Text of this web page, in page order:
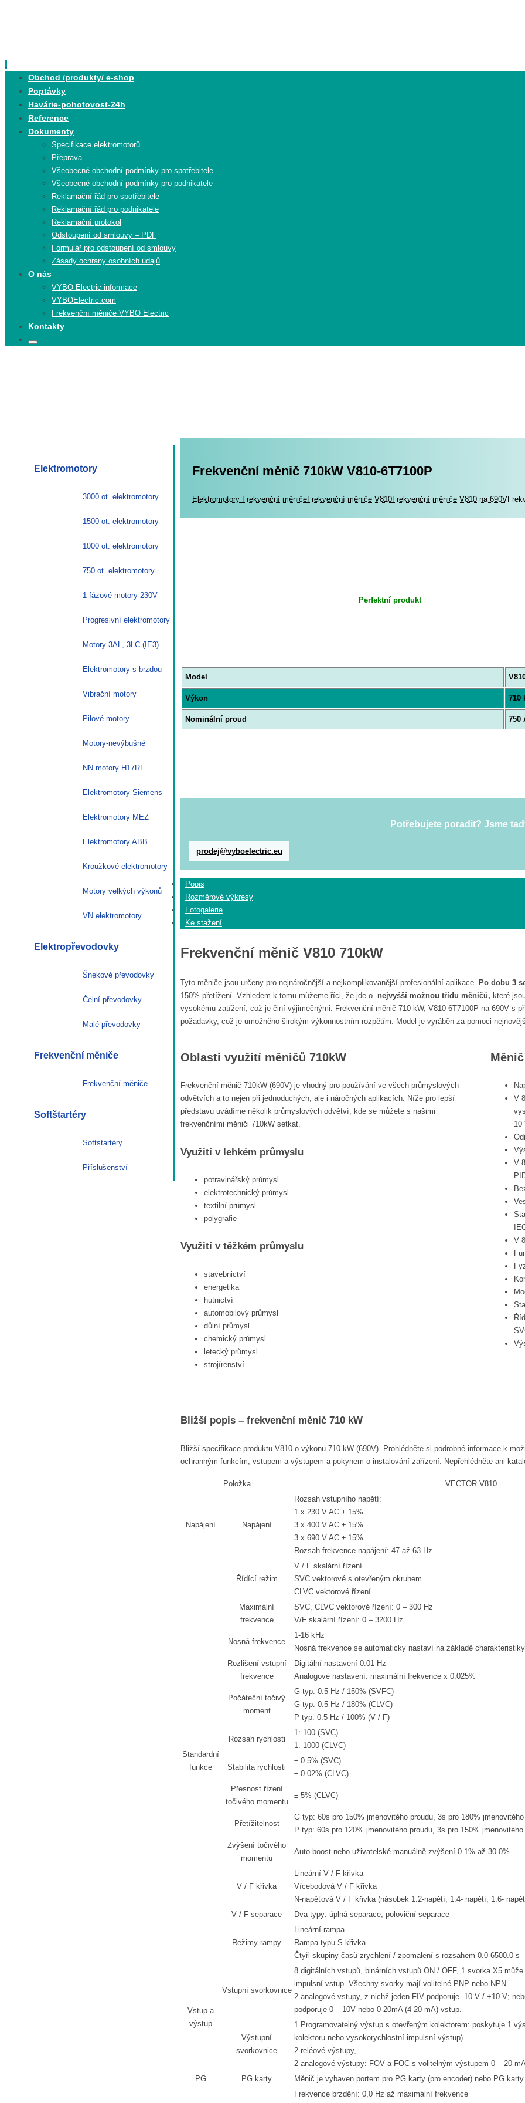
content
Obchod /produkty/ e-shop
Poptávky
Havárie-pohotovost-24h
Reference
Dokumenty
Specifikace elektromotorů
Přeprava
Všeobecné obchodní podmínky pro spotřebitele
Všeobecné obchodní podmínky pro podnikatele
Reklamační řád pro spotřebitele
Reklamační řád pro podnikatele
Reklamační protokol
Odstoupení od smlouvy – PDF
Formulář pro odstoupení od smlouvy
Zásady ochrany osobních údajů
O nás
VYBO Electric informace
VYBOElectric.com
Frekvenční měniče VYBO Electric
Kontakty
Search
Search
Frekvenční měnič 710kW V810-6T7100P
Elektromotory Elektromotory
Frekvenční měničeFrekvenční měniče V810Frekvenční měniče V810 na 690V
Perfektní produkt
Model
Výkon 710
Nominální proud 750
Potřebujete poradit? Jsme
prodej@vyboelectric.eu
Popis
Rozměrové výkresy
Fotogalerie
Ke stažení
Frekvenční měnič V810 710kW
Tyto měniče jsou určeny pro nejnáročnější a nejkomplikovanější profesionální aplikace. Po dobu 3
150% přetížení. Vzhledem k tomu můžeme říci, že jde o nejvyšší možnou třídu měničů, které
vysokému zatížení, což je činí výjimečnými. Frekvenční měnič 710 kW, V810-6T7100P na 690V s
požadavky, což je umožněno širokým výkonnostním rozpětím. Model je vyráběn za pomoci
Oblasti využití měničů 710kW
Frekvenční měnič 710kW (690V) je vhodný pro používání ve všech průmyslových
odvětvích a to nejen při jednoduchých, ale i náročných aplikacích. Níže pro lepší
představu uvádíme několik průmyslových odvětví, kde se můžete s našimi
frekvenčními měniči 710kW setkat.
Využití v lehkém průmyslu
potravinářský průmysl
elektrotechnický průmysl
textilní průmysl
polygrafie
Využití v těžkém průmyslu
stavebnictví
energetika
hutnictví
automobilový průmysl
důlní průmysl
chemický průmysl
letecký průmysl
strojírenství
V
10
V
V
Bližší popis – frekvenční měnič 710 kW
Bližší specifikace produktu V810 o výkonu 710 kW (690V). Prohlédněte si podrobné informace k
ochranným funkcím, vstupem a výstupem a pokynem o instalování zařízení. Nepřehlédněte ani
Položka VECTOR V810
Napájení Napájení
Rozsah vstupního napětí:
1 x 230 V AC ± 15%
3 x 400 V AC ± 15%
3 x 690 V AC ± 15%
Rozsah frekvence napájení: 47 až 63 Hz
Standardní
funkce
Řídící režim
V / F skalární řízení
SVC vektorové s otevřeným okruhem
CLVC vektorové řízení
Maximální
frekvence
SVC, CLVC vektorové řízení: 0 – 300 Hz
V/F skalární řízení: 0 – 3200 Hz
Nosná frekvence
1-16 kHz
Nosná frekvence se automaticky nastaví na základě
Rozlišení vstupní
frekvence
Digitální nastavení 0.01 Hz
Analogové nastavení: maximální frekvence x 0.025%
Počáteční točivý
moment
G typ: 0.5 Hz / 150% (SVFC)
G typ: 0.5 Hz / 180% (CLVC)
P typ: 0.5 Hz / 100% (V / F)
Rozsah rychlosti
1: 100 (SVC)
1: 1000 (CLVC)
Stabilita rychlosti
± 0.5% (SVC)
± 0.02% (CLVC)
Přesnost řízení
točivého momentu
± 5% (CLVC)
Přetížitelnost
G typ: 60s pro 150% jménovitého proudu, 3s pro 180% jmenovitého
P typ: 60s pro 120% jmenovitého proudu, 3s pro 150% jmenovitého
Zvýšení točivého
momentu
Auto-boost nebo uživatelské manuálně zvýšení 0.1% až 30.0%
V / F křivka
Lineární V / F křivka
Vícebodová V / F křivka
N-napěťová V / F křivka (násobek 1.2-napětí, 1.4- napětí, 1.6-
V / F separace
Dva typy: úplná separace; poloviční separace
Režimy rampy
Lineární rampa
Rampa typu S-křivka
Čtyři skupiny časů zrychlení / zpomalení s rozsahem 0.0-6500.0 s
Vstup a
výstup
Vstupní svorkovnice
8 digitálních vstupů, binárních vstupů ON / OFF, 1 svorka X5
impulsní vstup. Všechny svorky mají volitelné PNP nebo NPN
2 analogové vstupy, z nichž jeden FIV podporuje -10 V / +10 V;
podporuje 0 – 10V nebo 0-20mA (4-20 mA) vstup.
Výstupní
svorkovnice
1 Programovatelný výstup s otevřeným kolektorem: poskytuje 1
kolektoru nebo vysokorychlostní impulsní výstup)
2 reléové výstupy,
2 analogové výstupy: FOV a FOC s volitelným výstupem 0 – 20
PG
PG karty Měnič je vybaven portem pro PG karty (pro encoder) nebo PG
Frekvence brzdění: 0,0 Hz až maximální frekvence
Elektromotory
3000 ot. elektromotory
1500 ot. elektromotory
1000 ot. elektromotory
750 ot. elektromotory
1-fázové motory-230V
Progresivní elektromotory
Motory 3AL, 3LC (IE3)
Elektromotory s brzdou
Vibrační motory
Pilové motory
Motory-nevýbušné
NN motory H17RL
Elektromotory Siemens
Elektromotory MEZ
Elektromotory ABB
Kroužkové elektromotory
Motory velkých výkonů
VN elektromotory
Elektropřevodovky
Šnekové převodovky
Čelní převodovky
Malé převodovky
Frekvenční měniče
Frekvenční měniče
Softštartéry
Softstartéry
Příslušenství